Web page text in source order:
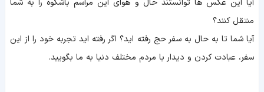
آیا این عکس ها توانستند حال و هوای این مراسم باشکوه را به شما
منتقل کنند؟
آیا شما تا به حال به سفر حج رفته اید؟ اگر رفته اید تجربه خود را از این
سفر، عبادت کردن و دیدار با مردم مختلف دنیا به ما بگویید.